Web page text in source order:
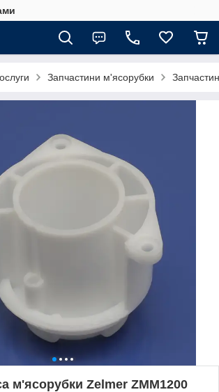
Запчастини м'ясорубки
м'ясорубки Zelmer ZMM1200